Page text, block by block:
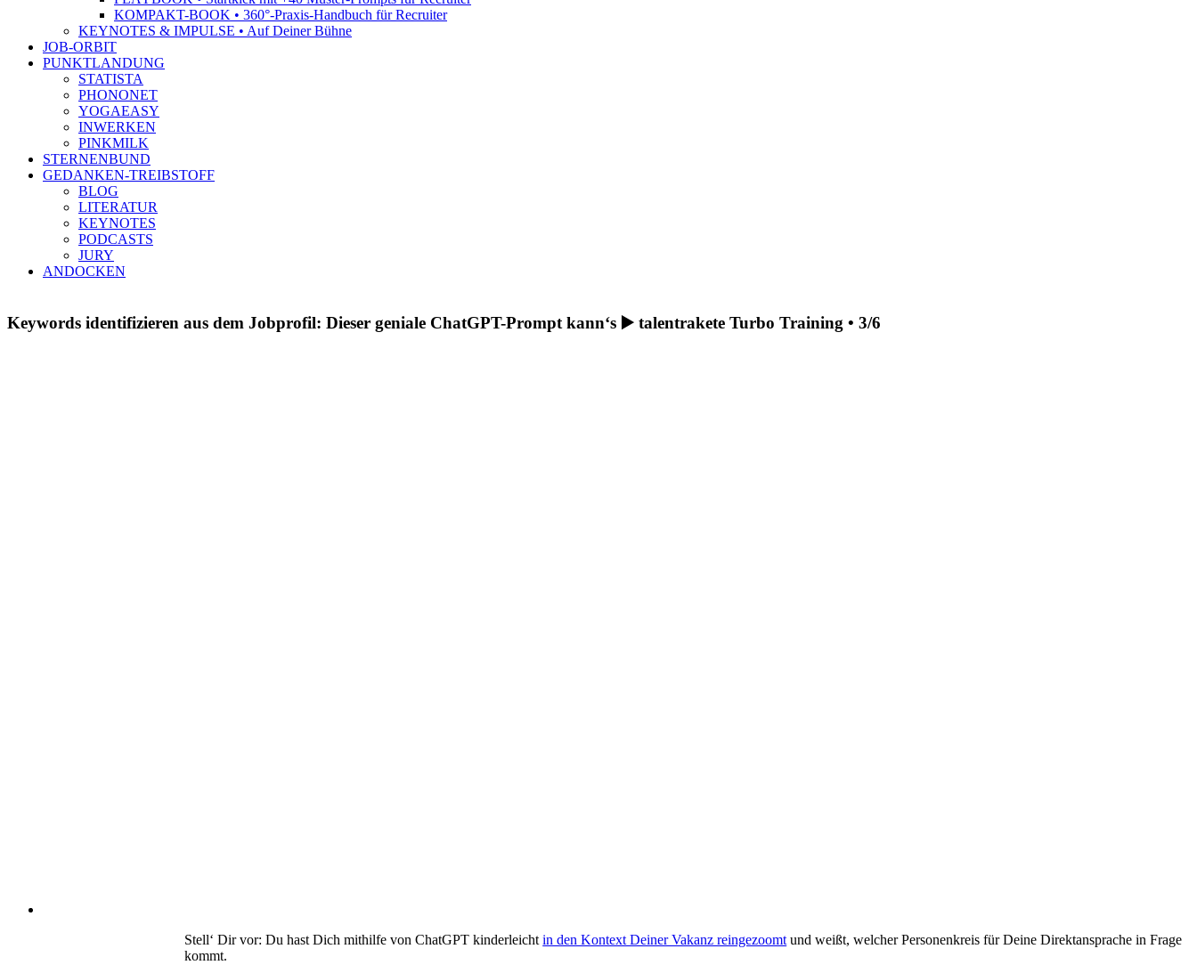
KOMPAKT-BOOK • 360°-Praxis-Handbuch für Recruiter
KEYNOTES & IMPULSE • Auf Deiner Bühne
JOB-ORBIT
PUNKTLANDUNG
STATISTA
PHONONET
YOGAEASY
INWERKEN
PINKMILK
STERNENBUND
GEDANKEN-TREIBSTOFF
BLOG
LITERATUR
KEYNOTES
PODCASTS
JURY
ANDOCKEN
Keywords identifizieren aus dem Jobprofil: Dieser geniale ChatGPT-Prompt kann‘s ▶️ talentrakete Turbo Training • 3/6
Stell‘ Dir vor: Du hast Dich mithilfe von ChatGPT kinderleichtin den Kontext Deiner Vakanz reingezoomtund weißt, welcher Personenkreis für Deine Direktansprache in Frage
kommt.